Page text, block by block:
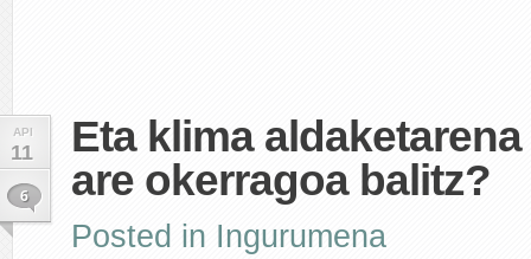
API
11
6
Eta klima
are okerragoa balitz?
Posted in Ingurumena